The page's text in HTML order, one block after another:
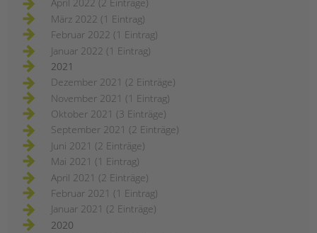
April 2022 (2 Einträge)
März 2022 (1 Eintrag)
Februar 2022 (1 Eintrag)
Januar 2022 (1 Eintrag)
2021
Dezember 2021 (2 Einträge)
November 2021 (1 Eintrag)
Oktober 2021 (3 Einträge)
September 2021 (2 Einträge)
Juni 2021 (2 Einträge)
Mai 2021 (1 Eintrag)
April 2021 (2 Einträge)
Februar 2021 (1 Eintrag)
Januar 2021 (2 Einträge)
2020